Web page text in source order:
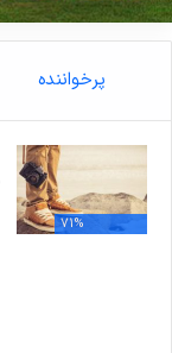
پرخواننده
71%